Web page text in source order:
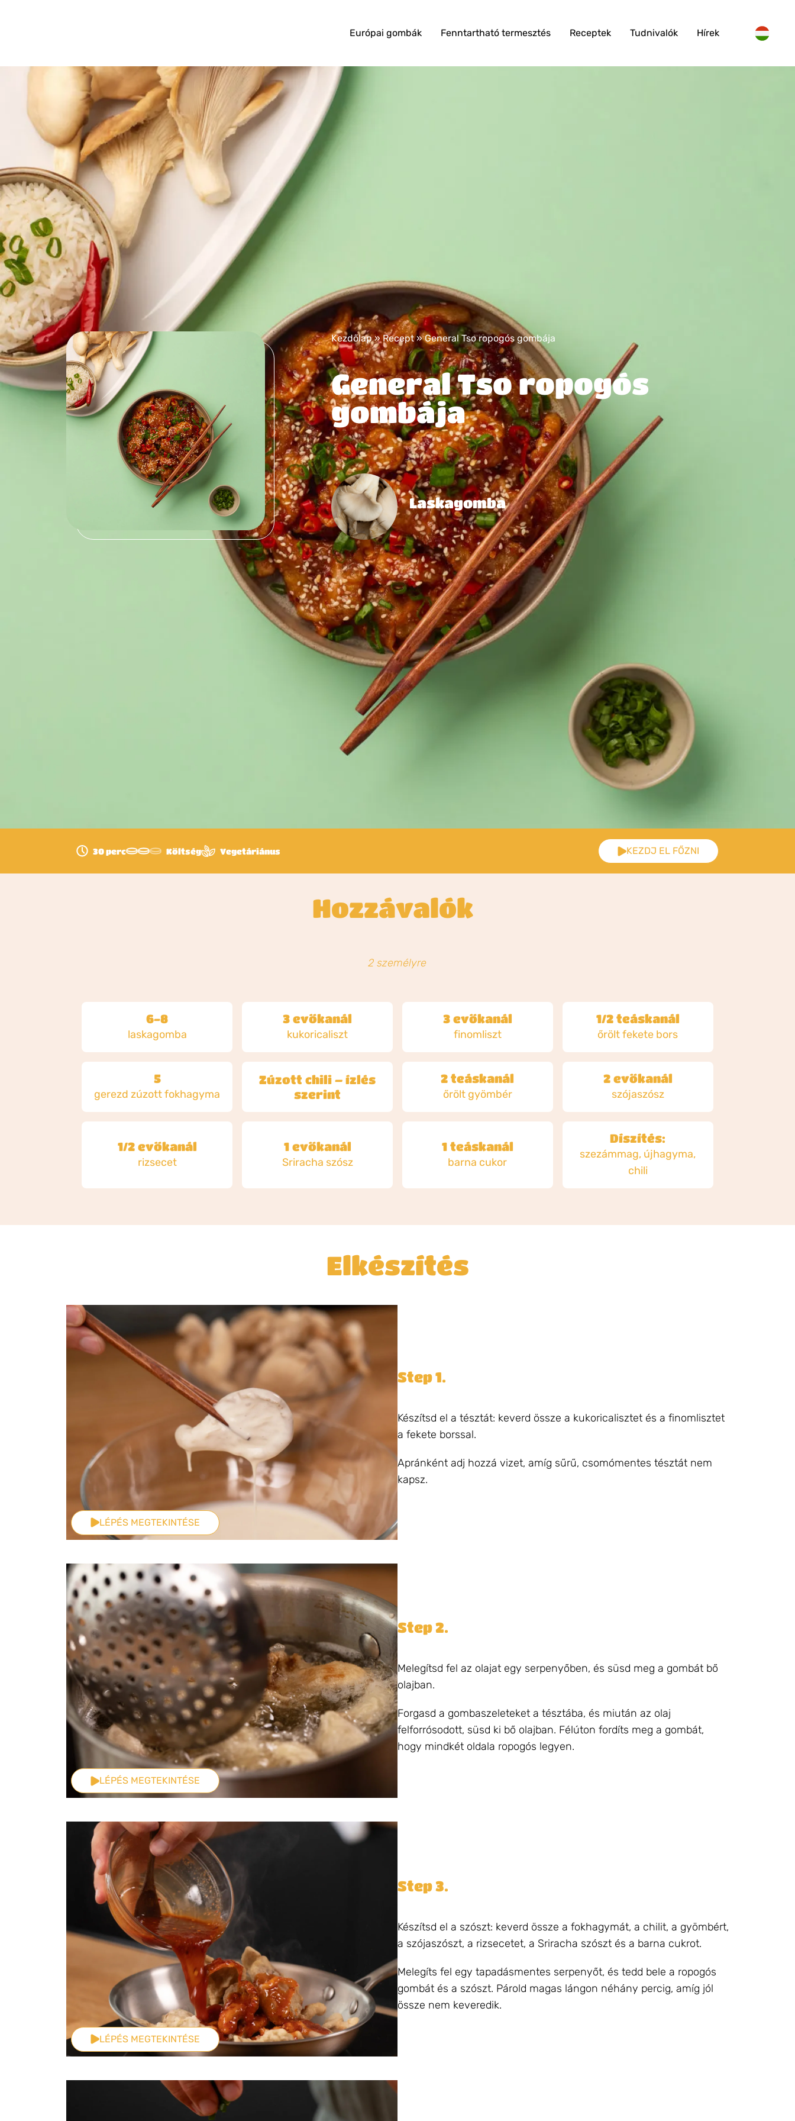
Európai gombák Fenntartható termesztés Receptek Tudnivalók Hírek
Kezdőlap»Recept»General Tso ropogós gombája
General Tso ropogós
gombája
Laskagomba
30 perc Költség Vegetáriánus KEZDJ EL FŐZNI
Hozzávalók
2 személyre
6-8
laskagomba
3 evőkanál
kukoricaliszt
3 evőkanál
finomliszt
1/2 teáskanál
őrölt fekete bors
5
gerezd zúzott fokhagyma
Zúzott chili – ízlés
szerint
2 teáskanál
őrölt gyömbér
2 evőkanál
szójaszósz
1/2 evőkanál
rizsecet
1 evőkanál
Sriracha szósz
1 teáskanál
barna cukor
Díszítés:
szezámmag, újhagyma,
chili
Elkészítés
LÉPÉS MEGTEKINTÉSE
Step 1.
Készítsd el a tésztát: keverd össze a kukoricalisztet és a finomlisztet
a fekete borssal.
Apránként adj hozzá vizet, amíg sűrű, csomómentes tésztát nem
kapsz.
LÉPÉS MEGTEKINTÉSE
Step 2.
Melegítsd fel az olajat egy serpenyőben, és süsd meg a gombát bő
olajban.
Forgasd a gombaszeleteket a tésztába, és miután az olaj
felforrósodott, süsd ki bő olajban. Félúton fordíts meg a gombát,
hogy mindkét oldala ropogós legyen.
LÉPÉS MEGTEKINTÉSE
Step 3.
Készítsd el a szószt: keverd össze a fokhagymát, a chilit, a gyömbért,
a szójaszószt, a rizsecetet, a Sriracha szószt és a barna cukrot.
Melegíts fel egy tapadásmentes serpenyőt, és tedd bele a ropogós
gombát és a szószt. Párold magas lángon néhány percig, amíg jól
össze nem keveredik.